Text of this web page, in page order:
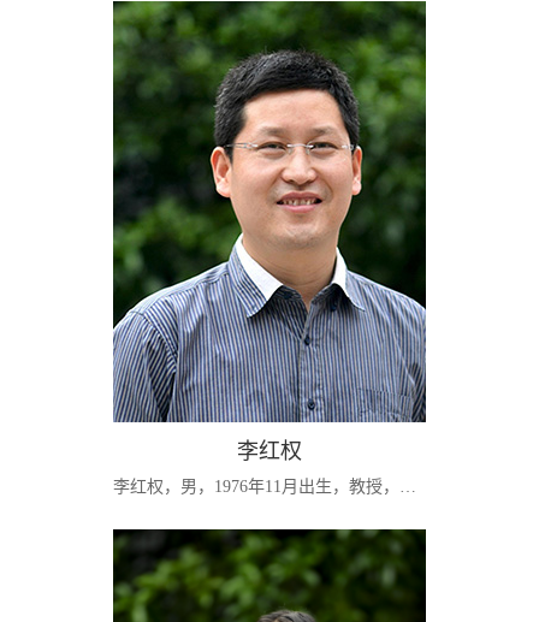
李红权
李红权，男，1976年11月出生，教授，博士生导师，湖南省普通高校学科带头人，入选湖南省121创新人才工程，现任湖南师范大学商学院副院长。管理科学与工程（金融工程方向）博士（湖南大学）、博士后（中科院系统所），美国“常春藤名校”康奈尔大学（cornell university）经济系访问学者(visiting scholar)，日本京都大学（kyoto university）特邀访问研究员(任日本文部省gcoe research fellow)。入选“湖南省普通高校学科带头人...